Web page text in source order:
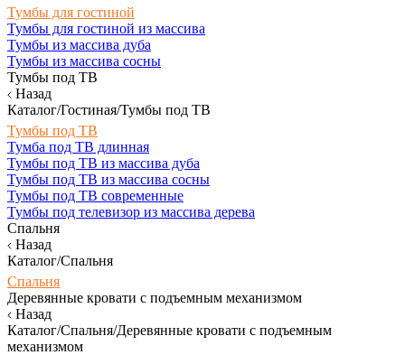
Тумбы для гостиной
Тумбы для гостиной из массива
Тумбы из массива дуба
Тумбы из массива сосны
Тумбы под ТВ
Назад
Каталог/Гостиная/Тумбы под ТВ
Тумбы под ТВ
Тумба под ТВ длинная
Тумбы под ТВ из массива дуба
Тумбы под ТВ из массива сосны
Тумбы под ТВ современные
Тумбы под телевизор из массива дерева
Спальня
Назад
Каталог/Спальня
Спальня
Деревянные кровати с подъемным механизмом
Назад
Каталог/Спальня/Деревянные кровати с подъемным
механизмом